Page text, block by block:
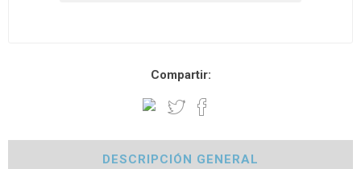
Compartir:
DESCRIPCIÓN GENERAL